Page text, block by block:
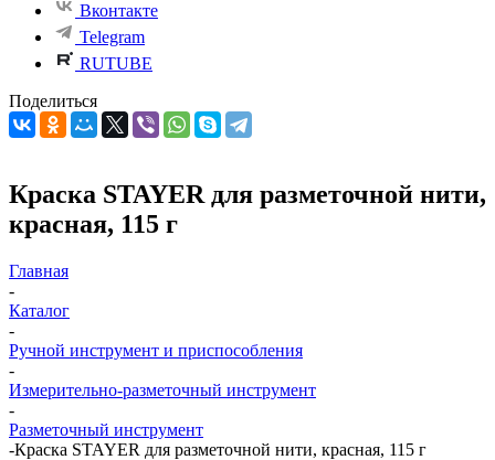
Вконтакте
Telegram
RUTUBE
Поделиться
Краска STAYER для разметочной нити,
красная, 115 г
Главная
-
Каталог
-
Ручной инструмент и приспособления
-
Измерительно-разметочный инструмент
-
Разметочный инструмент
-Краска STAYER для разметочной нити, красная, 115 г